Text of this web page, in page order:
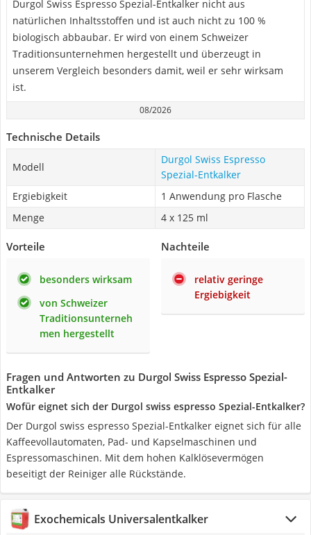
Durgol Swiss Espresso Spezial-Entkalker nicht aus
natürlichen Inhaltsstoffen und ist auch nicht zu 100 %
biologisch abbaubar. Er wird von einem Schweizer
Traditionsunternehmen hergestellt und überzeugt in
unserem Vergleich besonders damit, weil er sehr wirksam
ist.
08/2026
Technische Details
Modell
Durgol Swiss Espresso
Spezial-Entkalker
Ergiebigkeit
1 Anwendung pro Flasche
Menge
4 x 125 ml
Vorteile
besonders wirksam
von Schweizer
Traditionsunterneh
men hergestellt
Nachteile
relativ geringe
Ergiebigkeit
Fragen und Antworten zu Durgol Swiss Espresso Spezial-
Entkalker
Wofür eignet sich der Durgol swiss espresso Spezial-Entkalker?
Der Durgol swiss espresso Spezial-Entkalker eignet sich für alle
Kaffeevollautomaten, Pad- und Kapselmaschinen und
Espressomaschinen. Mit dem hohen Kalklösevermögen
beseitigt der Reiniger alle Rückstände.
Exochemicals Universalentkalker